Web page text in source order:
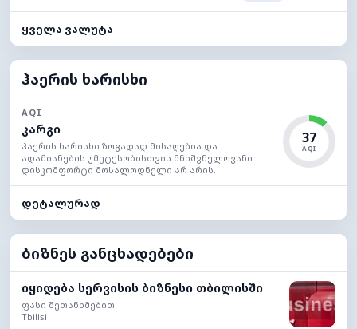
ყველა ვალუტა
ჰაერის ხარისხი
AQI
კარგი
ჰაერის ხარისხი ზოგადად მისაღებია და
ადამიანების უმეტესობისთვის მნიშვნელოვანი
დისკომფორტი მოსალოდნელი არ არის.
37
AQI
დეტალურად
ბიზნეს განცხადებები
იყიდება სერვისის ბიზნესი თბილისში
ფასი შეთანხმებით
Tbilisi